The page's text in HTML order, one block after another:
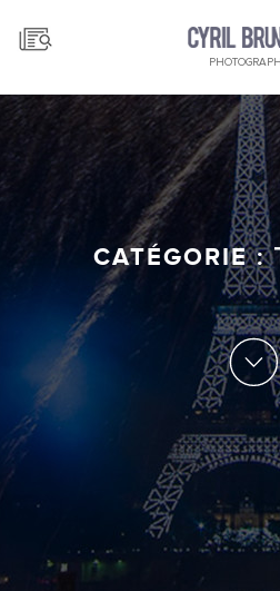
CATÉGORIE :